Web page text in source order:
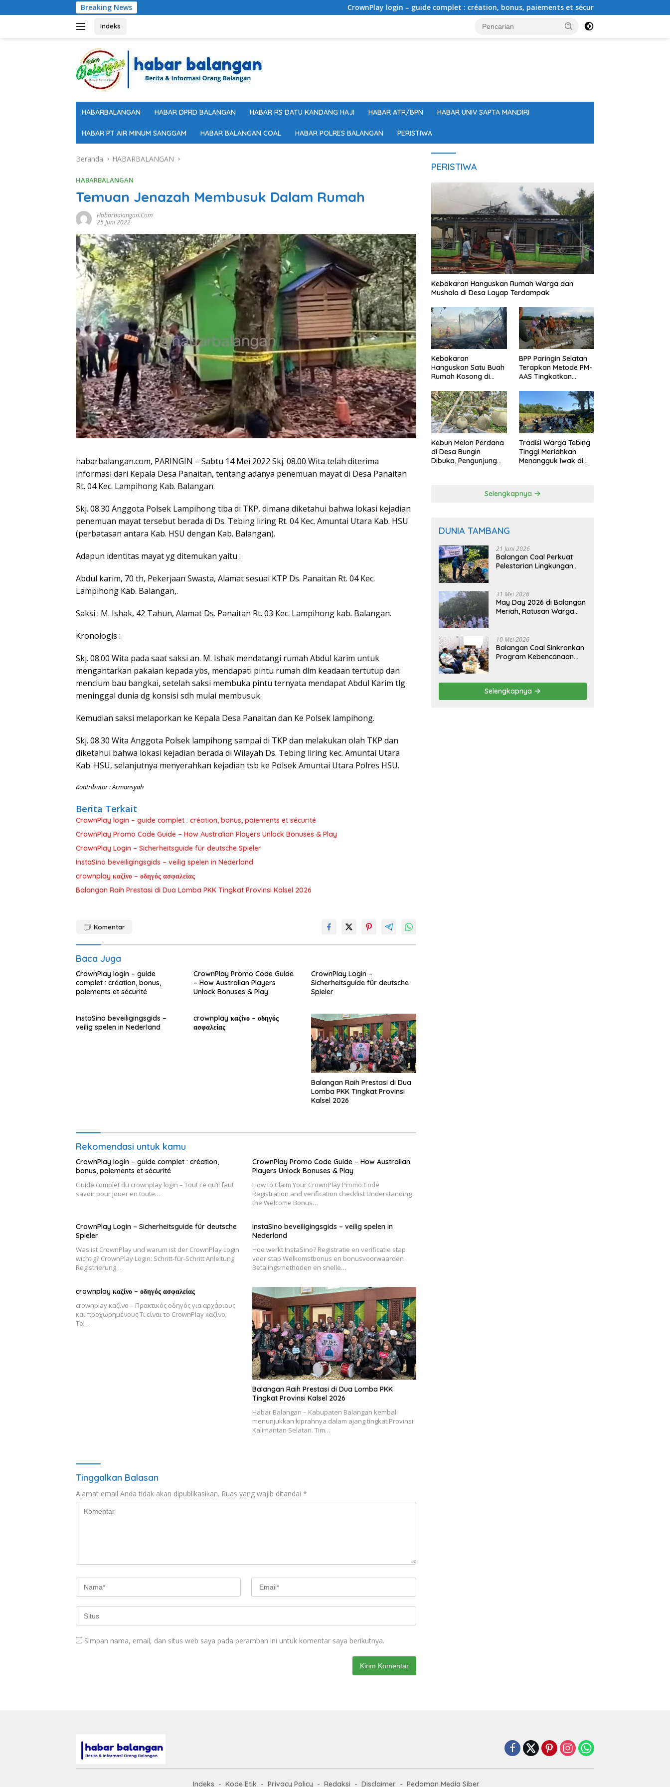
ke
Breaking News CrownPlay login – guide complet : création, bonus, paiements et sécurité CrownPlay Promo
Indeks
HABARBALANGAN HABAR DPRD BALANGAN HABAR RS DATU KANDANG HAJI HABAR ATR/BPN HABAR UNIV SAPTA MANDIRI
HABAR PT AIR MINUM SANGGAM HABAR BALANGAN COAL HABAR POLRES BALANGAN PERISTIWA
Beranda HABARBALANGAN
HABARBALANGAN
Temuan Jenazah Membusuk Dalam Rumah
Habarbalangan.com
25 Juni 2022
habarbalangan.com, PARINGIN – Sabtu 14 Mei 2022 Skj. 08.00 Wita telah diterima
informasi dari Kepala Desa Panaitan, tentang adanya penemuan mayat di Desa Panaitan
Rt. 04 Kec. Lampihong Kab. Balangan.
Skj. 08.30 Anggota Polsek Lampihong tiba di TKP, dimana diketahui bahwa lokasi kejadian
penemuan mayat tersebut berada di Ds. Tebing liring Rt. 04 Kec. Amuntai Utara Kab. HSU
(perbatasan antara Kab. HSU dengan Kab. Balangan).
Adapun identitas mayat yg ditemukan yaitu :
Abdul karim, 70 th, Pekerjaan Swasta, Alamat sesuai KTP Ds. Panaitan Rt. 04 Kec.
Lampihong Kab. Balangan,.
Saksi : M. Ishak, 42 Tahun, Alamat Ds. Panaitan Rt. 03 Kec. Lampihong kab. Balangan.
Kronologis :
Skj. 08.00 Wita pada saat saksi an. M. Ishak mendatangi rumah Abdul karim untuk
mengantarkan pakaian kepada ybs, mendapati pintu rumah dlm keadaan tertutup dan
mencium bau bangkai, setelah saksi membuka pintu ternyata mendapat Abdul Karim tlg
meninggal dunia dg konsisi sdh mulai membusuk.
Kemudian saksi melaporkan ke Kepala Desa Panaitan dan Ke Polsek lampihong.
Skj. 08.30 Wita Anggota Polsek lampihong sampai di TKP dan melakukan olah TKP dan
diketahui bahwa lokasi kejadian berada di Wilayah Ds. Tebing liring kec. Amuntai Utara
Kab. HSU, selanjutnya menyerahkan kejadian tsb ke Polsek Amuntai Utara Polres HSU.
Kontributor : Armansyah
Berita Terkait
CrownPlay login – guide complet : création, bonus, paiements et sécurité
CrownPlay Promo Code Guide – How Australian Players Unlock Bonuses & Play
CrownPlay Login – Sicherheitsguide für deutsche Spieler
InstaSino beveiligingsgids – veilig spelen in Nederland
crownplay καζίνο – οδηγός ασφαλείας
Balangan Raih Prestasi di Dua Lomba PKK Tingkat Provinsi Kalsel 2026
Komentar
Baca Juga
CrownPlay login – guide
complet : création, bonus,
paiements et sécurité
CrownPlay Promo Code Guide
– How Australian Players
Unlock Bonuses & Play
CrownPlay Login –
Sicherheitsguide für deutsche
Spieler
InstaSino beveiligingsgids –
veilig spelen in Nederland
crownplay καζίνο – οδηγός
ασφαλείας
Balangan Raih Prestasi di Dua
Lomba PKK Tingkat Provinsi
Kalsel 2026
Rekomendasi untuk kamu
CrownPlay login – guide complet : création,
bonus, paiements et sécurité
Guide complet du crownplay login – Tout ce qu’il faut
savoir pour jouer en toute…
CrownPlay Promo Code Guide – How Australian
Players Unlock Bonuses & Play
How to Claim Your CrownPlay Promo Code
Registration and verification checklist Understanding
the Welcome Bonus…
CrownPlay Login – Sicherheitsguide für deutsche
Spieler
Was ist CrownPlay und warum ist der CrownPlay Login
wichtig? CrownPlay Login: Schritt‑für‑Schritt Anleitung
Registrierung…
InstaSino beveiligingsgids – veilig spelen in
Nederland
Hoe werkt InstaSino? Registratie en verificatie stap
voor stap Welkomstbonus en bonusvoorwaarden
Betalingsmethoden en snelle…
crownplay καζίνο – οδηγός ασφαλείας
crownplay καζίνο – Πρακτικός οδηγός για αρχάριους
και προχωρημένους Τι είναι το CrownPlay καζίνο;
Το…
Balangan Raih Prestasi di Dua Lomba PKK
Tingkat Provinsi Kalsel 2026
Habar Balangan – Kabupaten Balangan kembali
menunjukkan kiprahnya dalam ajang tingkat Provinsi
Kalimantan Selatan. Tim…
Tinggalkan Balasan
Alamat email Anda tidak akan dipublikasikan. Ruas yang wajib ditandai *
Simpan nama, email, dan situs web saya pada peramban ini untuk komentar saya berikutnya.
PERISTIWA
Kebakaran Hanguskan Rumah Warga dan
Mushala di Desa Layap Terdampak
Kebakaran
Hanguskan Satu Buah
Rumah Kosong di
BPP Paringin Selatan
Terapkan Metode PM-
AAS Tingkatkan
Kebun Melon Perdana
di Desa Bungin
Dibuka, Pengunjung
Tradisi Warga Tebing
Tinggi Meriahkan
Menangguk Iwak di
Selengkapnya
DUNIA TAMBANG
21 Juni 2026
Balangan Coal Perkuat
Pelestarian Lingkungan
31 Mei 2026
May Day 2026 di Balangan
Meriah, Ratusan Warga
10 Mei 2026
Balangan Coal Sinkronkan
Program Kebencanaan
Selengkapnya
Indeks Kode Etik Privacy Policy Redaksi Disclaimer Pedoman Media Siber